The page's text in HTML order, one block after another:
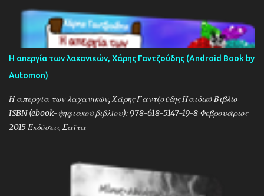
Η απεργία των λαχανικών, Χάρης Γαντζούδης (Android Book by
Automon)
Η απεργία των λαχανικών, Χάρης Γαντζούδης Παιδικό Βιβλίο
ISBN (ebook-ψηφιακού βιβλίου): 978-618-5147-19-8 Φεβρουάριος
2015 Εκδόσεις Σαΐτα